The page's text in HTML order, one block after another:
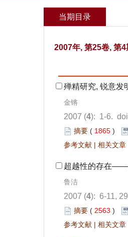
当期目录
2007年, 第25卷, 第
殚精研究, 锐意
金锵
2007 (4): 1-6.
摘要 ( 1865 )
参考文献 | 相关文章
超越性的存在——
鲁洁
2007 (4): 6-11,
摘要 ( 2563 )
参考文献 | 相关文章